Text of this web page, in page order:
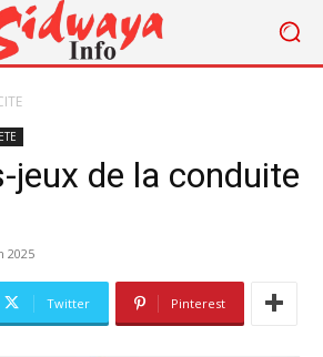
jeux de la conduite
2025
Twitter Pinterest